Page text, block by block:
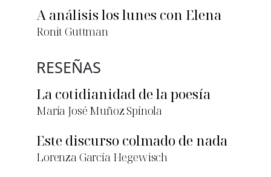
A análisis los lunes con Elena
Ronit Guttman
RESEÑAS
La cotidianidad de la poesía
María José Muñoz Spínola
Este discurso colmado de nada
Lorenza García Hegewisch